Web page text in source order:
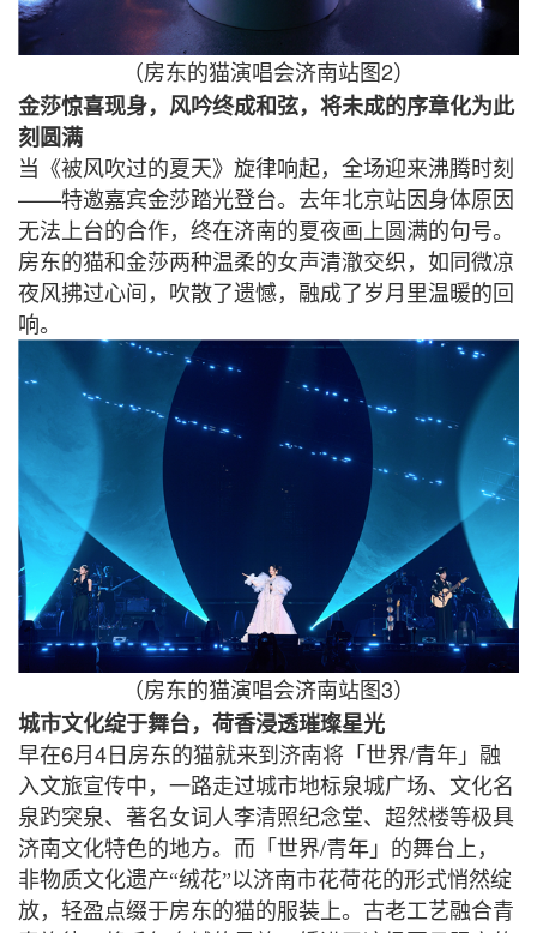
（房东的猫演唱会济南站图2）
金莎惊喜现身，风吟终成和弦，将未成的序章化为此
刻圆满
当《被风吹过的夏天》旋律响起，全场迎来沸腾时刻
——特邀嘉宾金莎踏光登台。去年北京站因身体原因
无法上台的合作，终在济南的夏夜画上圆满的句号。
房东的猫和金莎两种温柔的女声清澈交织，如同微凉
夜风拂过心间，吹散了遗憾，融成了岁月里温暖的回
响。
（房东的猫演唱会济南站图3）
城市文化绽于舞台，荷香浸透璀璨星光
早在6月 4 日房东的猫就来到济南将「世界/青年」融
入文旅宣传中，一路走过城市地标泉城广场、文化名
泉趵突泉、著名女词人李清照纪念堂、超然楼等极具
济南文化特色的地方。而「世界/青年」的舞台上，
非物质文化遗产“绒花”以济南市花荷花的形式悄然绽
放，轻盈点缀于房东的猫的服装上。古老工艺融合青